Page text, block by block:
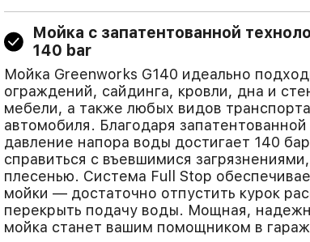
Мойка с запатентованной
140 bar
Мойка Greenworks G140 идеально
ограждений, сайдинга, кровли, дна и
мебели, а также любых видов
автомобиля. Благодаря
давление напора воды достигает 140
справиться с въевшимися
плесенью. Система Full Stop
мойки — достаточно отпустить курок
перекрыть подачу воды. Мощная,
мойка станет вашим помощником в